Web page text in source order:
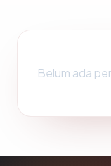
Belum ada